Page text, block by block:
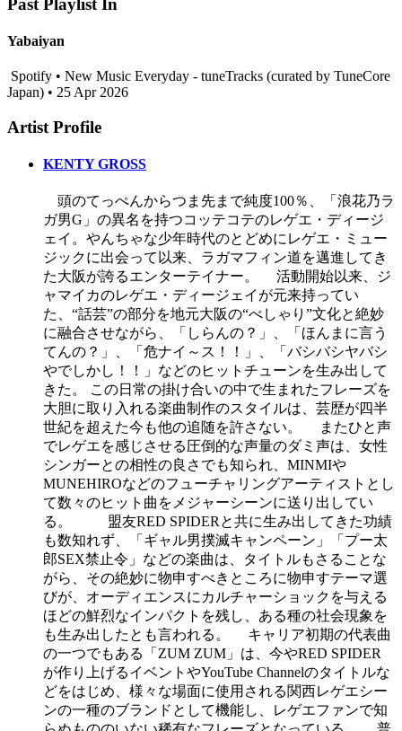
Past Playlist In
Yabaiyan
Spotify • New Music Everyday - tuneTracks (curated by TuneCore
Japan) • 25 Apr 2026
Artist Profile
KENTY GROSS
頭のてっぺんからつま先まで純度100％、「浪花乃ラ
ガ男G」の異名を持つコッテコテのレゲエ・ディージ
ェイ。やんちゃな少年時代のとどめにレゲエ・ミュー
ジックに出会って以来、ラガマフィン道を邁進してき
た大阪が誇るエンターテイナー。 活動開始以来、ジ
ャマイカのレゲエ・ディージェイが元来持ってい
た、“話芸”の部分を地元大阪の“べしゃり”文化と絶妙
に融合させながら、「しらんの？」、「ほんまに言う
てんの？」、「危ナイ～ス！！」、「バシバシヤバシ
やでしかし！！」などのヒットチューンを生み出して
きた。 この日常の掛け合いの中で生まれたフレーズを
大胆に取り入れる楽曲制作のスタイルは、芸歴が四半
世紀を超えた今も他の追随を許さない。 またひと声
でレゲエを感じさせる圧倒的な声量のダミ声は、女性
シンガーとの相性の良さでも知られ、MINMIや
MUNEHIROなどのフューチャリングアーティストとし
て数々のヒット曲をメジャーシーンに送り出してい
る。 盟友RED SPIDERと共に生み出してきた功績
も数知れず、「ギャル男撲滅キャンペーン」「プー太
郎SEX禁止令」などの楽曲は、タイトルもさることな
がら、その絶妙に物申すべきところに物申すテーマ選
びが、オーディエンスにカルチャーショックを与える
ほどの鮮烈なインパクトを残し、ある種の社会現象を
も生み出したとも言われる。 キャリア初期の代表曲
の一つでもある「ZUM ZUM」は、今やRED SPIDER
が作り上げるイベントやYouTube Channelのタイトルな
どをはじめ、様々な場面に使用される関西レゲエシー
ンの一種のブランドとして機能し、レゲエファンで知